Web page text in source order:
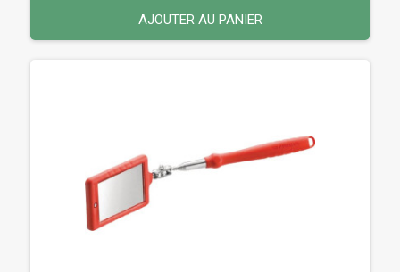
AJOUTER AU PANIER